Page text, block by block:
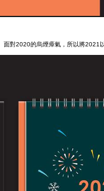
對2020的烏煙瘴氣，所以將